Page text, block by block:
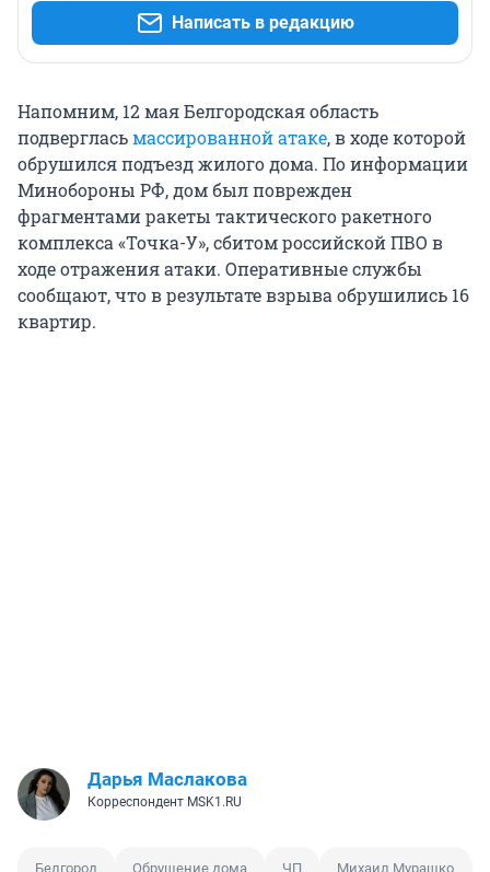
Написать в редакцию
Напомним, 12 мая Белгородская область
подвергласьмассированной атаке, в ходе которой
обрушился подъезд жилого дома. По информации
Минобороны РФ, дом был поврежден
фрагментами ракеты тактического ракетного
комплекса «Точка-У», сбитом российской ПВО в
ходе отражения атаки. Оперативные службы
сообщают, что в результате взрыва обрушились 16
квартир.
Дарья Маслакова
Корреспондент MSK1.RU
Белгород Обрушение дома ЧП Михаил Мурашко